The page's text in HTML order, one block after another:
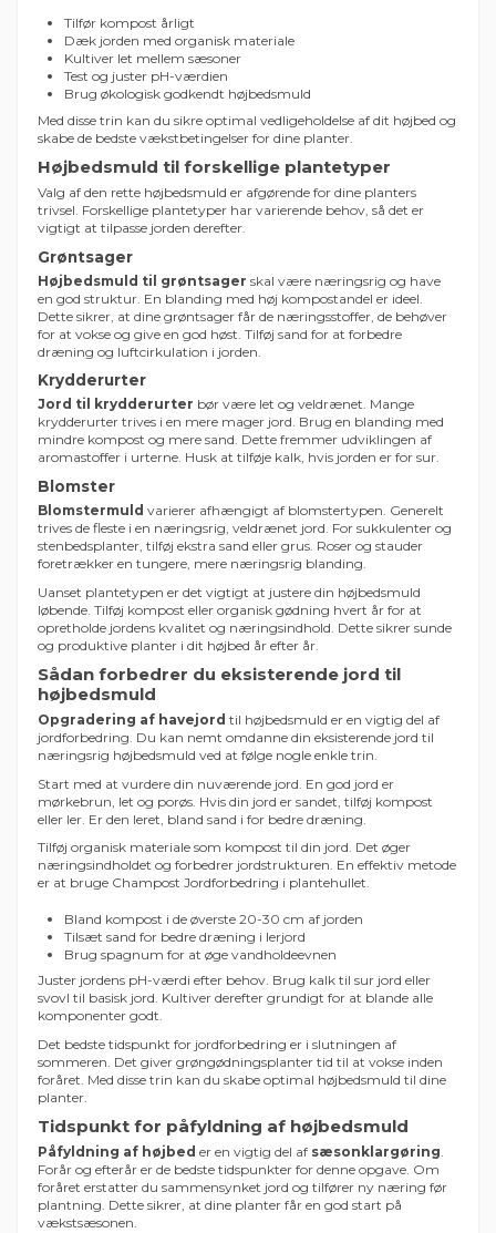
Tilfør kompost årligt
Dæk jorden med organisk materiale
Kultiver let mellem sæsoner
Test og juster pH-værdien
Brug økologisk godkendt højbedsmuld
Med disse trin kan du sikre optimal vedligeholdelse af dit højbed og
skabe de bedste vækstbetingelser for dine planter.
Højbedsmuld til forskellige plantetyper
Valg af den rette højbedsmuld er afgørende for dine planters
trivsel. Forskellige plantetyper har varierende behov, så det er
vigtigt at tilpasse jorden derefter.
Grøntsager
Højbedsmuld til grøntsager skal være næringsrig og have
en god struktur. En blanding med høj kompostandel er ideel.
Dette sikrer, at dine grøntsager får de næringsstoffer, de behøver
for at vokse og give en god høst. Tilføj sand for at forbedre
dræning og luftcirkulation i jorden.
Krydderurter
Jord til krydderurter bør være let og veldrænet. Mange
krydderurter trives i en mere mager jord. Brug en blanding med
mindre kompost og mere sand. Dette fremmer udviklingen af
aromastoffer i urterne. Husk at tilføje kalk, hvis jorden er for sur.
Blomster
Blomstermuld varierer afhængigt af blomstertypen. Generelt
trives de fleste i en næringsrig, veldrænet jord. For sukkulenter og
stenbedsplanter, tilføj ekstra sand eller grus. Roser og stauder
foretrækker en tungere, mere næringsrig blanding.
Uanset plantetypen er det vigtigt at justere din højbedsmuld
løbende. Tilføj kompost eller organisk gødning hvert år for at
opretholde jordens kvalitet og næringsindhold. Dette sikrer sunde
og produktive planter i dit højbed år efter år.
Sådan forbedrer du eksisterende jord til
højbedsmuld
Opgradering af havejord til højbedsmuld er en vigtig del af
jordforbedring. Du kan nemt omdanne din eksisterende jord til
næringsrig højbedsmuld ved at følge nogle enkle trin.
Start med at vurdere din nuværende jord. En god jord er
mørkebrun, let og porøs. Hvis din jord er sandet, tilføj kompost
eller ler. Er den leret, bland sand i for bedre dræning.
Tilføj organisk materiale som kompost til din jord. Det øger
næringsindholdet og forbedrer jordstrukturen. En effektiv metode
er at bruge Champost Jordforbedring i plantehullet.
Bland kompost i de øverste 20-30 cm af jorden
Tilsæt sand for bedre dræning i lerjord
Brug spagnum for at øge vandholdeevnen
Juster jordens pH-værdi efter behov. Brug kalk til sur jord eller
svovl til basisk jord. Kultiver derefter grundigt for at blande alle
komponenter godt.
Det bedste tidspunkt for jordforbedring er i slutningen af
sommeren. Det giver grøngødningsplanter tid til at vokse inden
foråret. Med disse trin kan du skabe optimal højbedsmuld til dine
planter.
Tidspunkt for påfyldning af højbedsmuld
Påfyldning af højbed er en vigtig del af sæsonklargøring.
Forår og efterår er de bedste tidspunkter for denne opgave. Om
foråret erstatter du sammensynket jord og tilfører ny næring før
plantning. Dette sikrer, at dine planter får en god start på
vækstsæsonen.